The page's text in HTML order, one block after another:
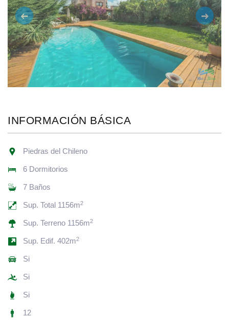
Anterior
INFORMACIÓN BÁSICA
Piedras del Chileno
6 Dormitorios
7 Baños
Sup. Total 1156m2
Sup. Terreno 1156m2
Sup. Edif. 402m2
Si
Si
Si
12